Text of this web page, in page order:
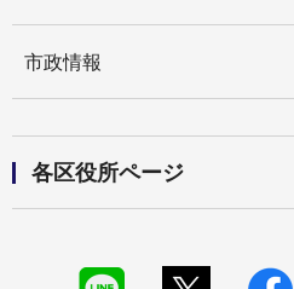
市政情報
各区役所ページ